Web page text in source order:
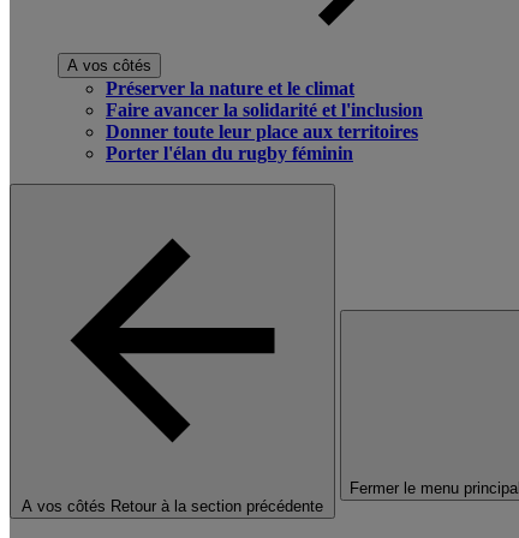
A vos côtés
Préserver la nature et le climat
Faire avancer la solidarité et l'inclusion
Donner toute leur place aux territoires
Porter l'élan du rugby féminin
A vos côtés Retour à la section précédente
Fermer le menu principal